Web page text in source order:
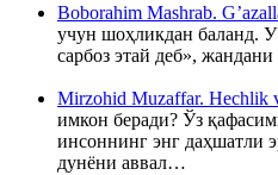
Boborahim Mashrab.
учун шоҳликдан баланд.
сарбоз этай деб»,
Mirzohid Muzaffar. Hechlik
имкон беради? Ўз
инсоннинг энг даҳшатли
дунёни аввал…